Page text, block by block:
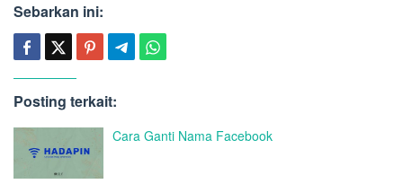
Sebarkan ini:
Posting terkait:
Cara Ganti Nama Facebook